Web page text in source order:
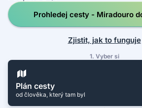
Prohledej cesty - Miradouro
Zjistit, jak to funguje
1. Vyber si
Plán cesty
od člověka, který tam byl